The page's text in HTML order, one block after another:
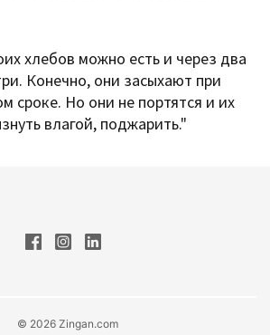
хлебов можно есть и через два
Конечно, они засыхают при
сроке. Но они не портятся и их
влагой, поджарить."
© 2026 Zingan.com